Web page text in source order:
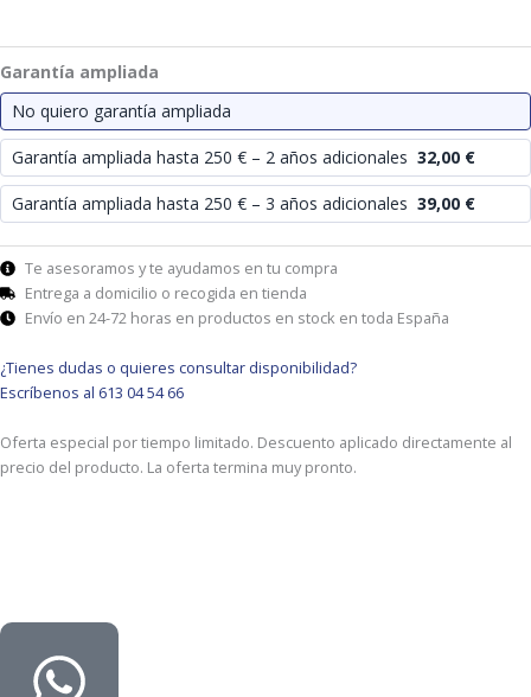
Garantía ampliada
No quiero garantía ampliada
Garantía ampliada hasta 250 € – 2 años adicionales 32,00 €
Garantía ampliada hasta 250 € – 3 años adicionales 39,00 €
Te asesoramos y te ayudamos en tu compra
Entrega a domicilio o recogida en tienda
Envío en 24-72 horas en productos en stock en toda España
¿Tienes dudas o quieres consultar disponibilidad?
Escríbenos al 613 04 54 66
Oferta especial por tiempo limitado. Descuento aplicado directamente al
precio del producto. La oferta termina muy pronto.